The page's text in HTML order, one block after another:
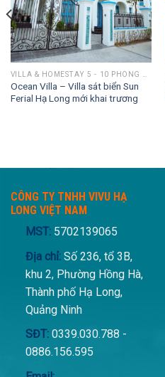
Ocean Villa – Villa sát biển Sun
Ferial Hạ Long mới khai trương
CÔNG TY TNHH VIVU HẠ
LONG VIỆT NAM
MST: 5702139065
Địa chỉ:Số 236, tổ 3B,
khu 2, Phường Hồng Hà,
Thành phố Hạ Long,
Quảng Ninh
SĐT:0339.030.788 -
0886.156.595